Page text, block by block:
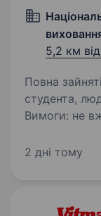
5,2 км
Повна
студента,
Вимоги: не
столярні і
2 дні тому